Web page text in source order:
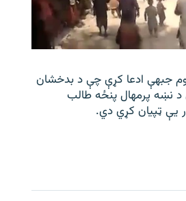
جبهې ادعا کړې چې د بدخشان
نښه پرمهال پنځه طالب
يې ټپیان کړي دي.